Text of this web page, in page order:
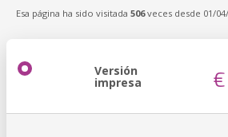
Esa página ha sido visitada 506veces desde 01/
Versión
impresa